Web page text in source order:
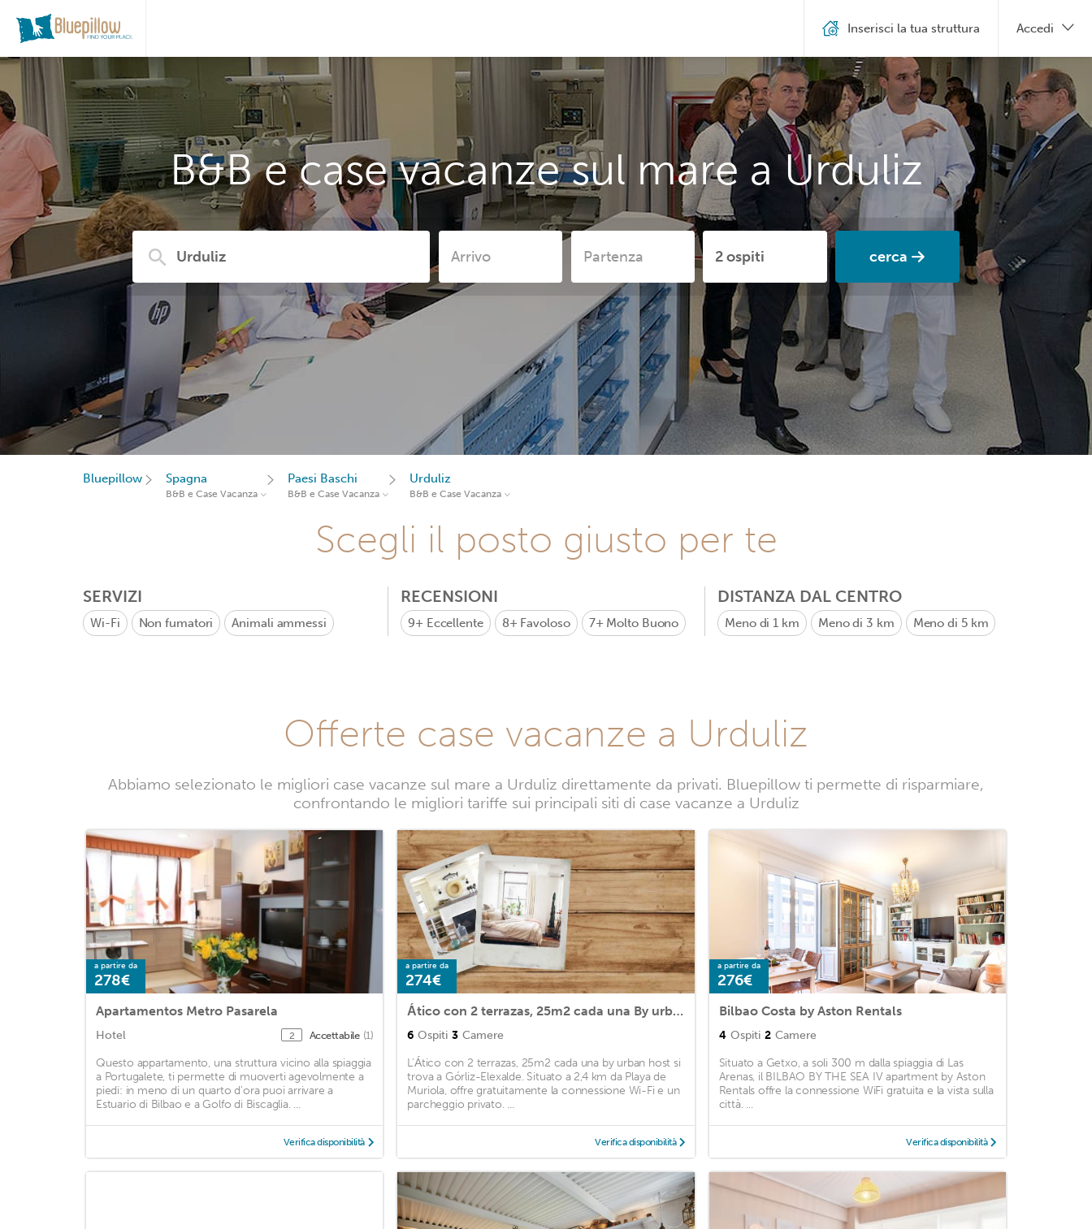
B&B e case vacanze sul mare a Urduliz
cerca
Inserisci la tua struttura Accedi
Bluepillow Spagna
B&B e Case Vacanza
Paesi Baschi
B&B e Case Vacanza
Urduliz
B&B e Case Vacanza
Scegli il posto giusto per te
SERVIZI
Wi-Fi Non fumatori Animali ammessi
RECENSIONI
9+ Eccellente 8+ Favoloso 7+ Molto Buono
DISTANZA DAL CENTRO
Meno di 1 km Meno di 3 km Meno di 5 km
Offerte case vacanze a Urduliz
Abbiamo selezionato le migliori case vacanze sul mare a Urduliz direttamente da privati. Bluepillow ti permette di risparmiare,
confrontando le migliori tariffe sui principali siti di case vacanze a Urduliz
a partire da
278€
Apartamentos Metro Pasarela
Hotel 2 Accettabile (1)
Questo appartamento, una struttura vicino alla spiaggia
a Portugalete, ti permette di muoverti agevolmente a
piedi: in meno di un quarto d'ora puoi arrivare a
Estuario di Bilbao e a Golfo di Biscaglia. ...
Verifica disponibilità
a partire da
274€
Ático con 2 terrazas, 25m2 cada una By urban hosts
6 Ospiti 3 Camere
L'Ático con 2 terrazas, 25m2 cada una by urban host si
trova a Górliz-Elexalde. Situato a 2,4 km da Playa de
Muriola, offre gratuitamente la connessione Wi-Fi e un
parcheggio privato. ...
Verifica disponibilità
a partire da
276€
Bilbao Costa by Aston Rentals
4 Ospiti 2 Camere
Situato a Getxo, a soli 300 m dalla spiaggia di Las
Arenas, il BILBAO BY THE SEA IV apartment by Aston
Rentals offre la connessione WiFi gratuita e la vista sulla
città. ...
Verifica disponibilità